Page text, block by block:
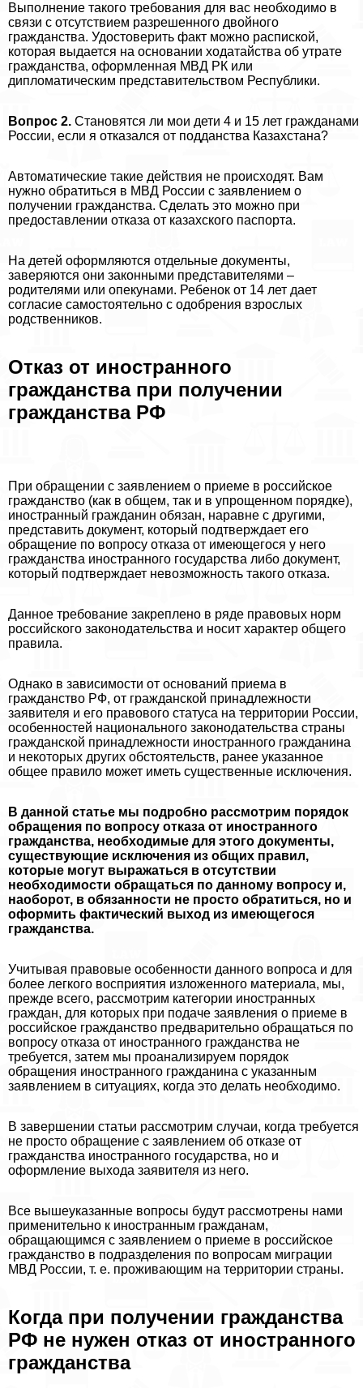
Выполнение такого требования для вас необходимо в
связи с отсутствием разрешенного двойного
гражданства. Удостоверить факт можно распиской,
которая выдается на основании ходатайства об утрате
гражданства, оформленная МВД РК или
дипломатическим представительством Республики.
Вопрос 2. Становятся ли мои дети 4 и 15 лет гражданами
России, если я отказался от подданства Казахстана?
Автоматические такие действия не происходят. Вам
нужно обратиться в МВД России с заявлением о
получении гражданства. Сделать это можно при
предоставлении отказа от казахского паспорта.
На детей оформляются отдельные документы,
заверяются они законными представителями –
родителями или опекунами. Ребенок от 14 лет дает
согласие самостоятельно с одобрения взрослых
родственников.
Отказ от иностранного
гражданства при получении
гражданства РФ
При обращении с заявлением о приеме в российское
гражданство (как в общем, так и в упрощенном порядке),
иностранный гражданин обязан, наравне с другими,
представить документ, который подтверждает его
обращение по вопросу отказа от имеющегося у него
гражданства иностранного государства либо документ,
который подтверждает невозможность такого отказа.
Данное требование закреплено в ряде правовых норм
российского законодательства и носит хаpaктер общего
правила.
Однако в зависимости от оснований приема в
гражданство РФ, от гражданской принадлежности
заявителя и его правового статуса на территории России,
особенностей национального законодательства страны
гражданской принадлежности иностранного гражданина
и некоторых других обстоятельств, ранее указанное
общее правило может иметь существенные исключения.
В данной статье мы подробно рассмотрим порядок
обращения по вопросу отказа от иностранного
гражданства, необходимые для этого документы,
существующие исключения из общих правил,
которые могут выражаться в отсутствии
необходимости обращаться по данному вопросу и,
наоборот, в обязанности не просто обратиться, но и
оформить фактический выход из имеющегося
гражданства.
Учитывая правовые особенности данного вопроса и для
более легкого восприятия изложенного материала, мы,
прежде всего, рассмотрим категории иностранных
граждан, для которых при подаче заявления о приеме в
российское гражданство предварительно обращаться по
вопросу отказа от иностранного гражданства не
требуется, затем мы проанализируем порядок
обращения иностранного гражданина с указанным
заявлением в ситуациях, когда это делать необходимо.
В завершении статьи рассмотрим случаи, когда требуется
не просто обращение с заявлением об отказе от
гражданства иностранного государства, но и
оформление выхода заявителя из него.
Все вышеуказанные вопросы будут рассмотрены нами
применительно к иностранным гражданам,
обращающимся с заявлением о приеме в российское
гражданство в подразделения по вопросам миграции
МВД России, т. е. проживающим на территории страны.
Когда при получении гражданства
РФ не нужен отказ от иностранного
гражданства